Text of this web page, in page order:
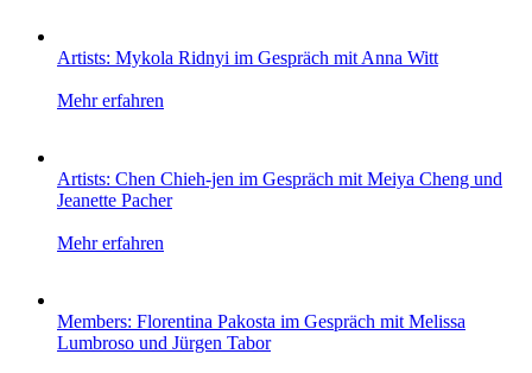
Artists: Mykola Ridnyi im Gespräch mit Anna Witt
Mehr erfahren
Artists: Chen Chieh-jen im Gespräch mit Meiya Cheng und
Jeanette Pacher
Mehr erfahren
Members: Florentina Pakosta im Gespräch mit Melissa
Lumbroso und Jürgen Tabor